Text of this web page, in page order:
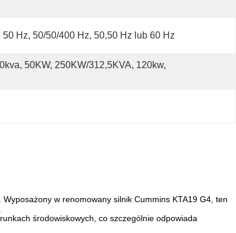
50 Hz, 50/50/400 Hz, 50,50 Hz lub 60 Hz
50KW, 250KW/312,5KVA, 120kw,
w renomowany silnik Cummins KTA19 G4, ten
środowiskowych, co szczególnie odpowiada